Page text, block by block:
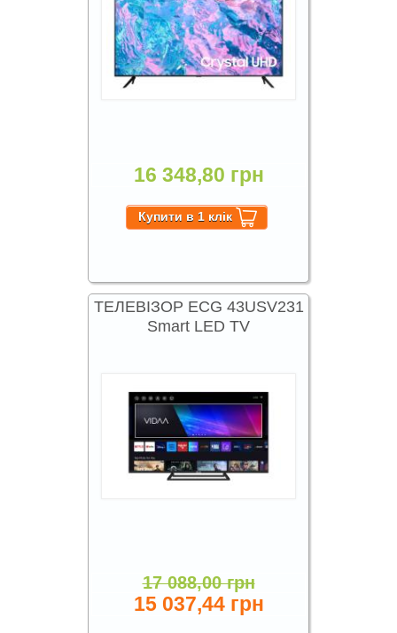
16 348,80 грн
ТЕЛЕВІЗОР ECG 43USV231
Smart LED TV
17 088,00 грн
15 037,44 грн